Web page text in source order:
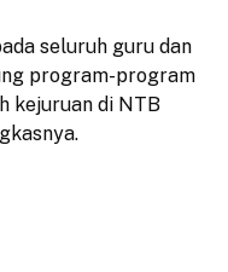
seluruh guru dan
program-program
kejuruan di NTB